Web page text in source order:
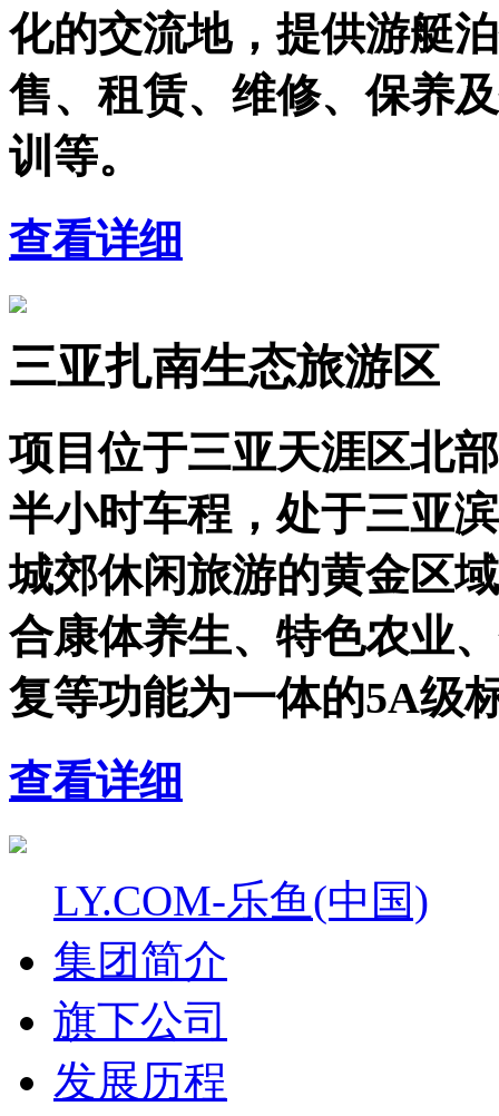
化的交流地，提供游艇
售、租赁、维修、保养
训等。
查看详细
三亚扎南生态旅游区
项目位于三亚天涯区北
半小时车程，处于三亚
城郊休闲旅游的黄金区
合康体养生、特色农业
复等功能为一体的5A级
查看详细
LY.COM-乐鱼(中国)
集团简介
旗下公司
发展历程